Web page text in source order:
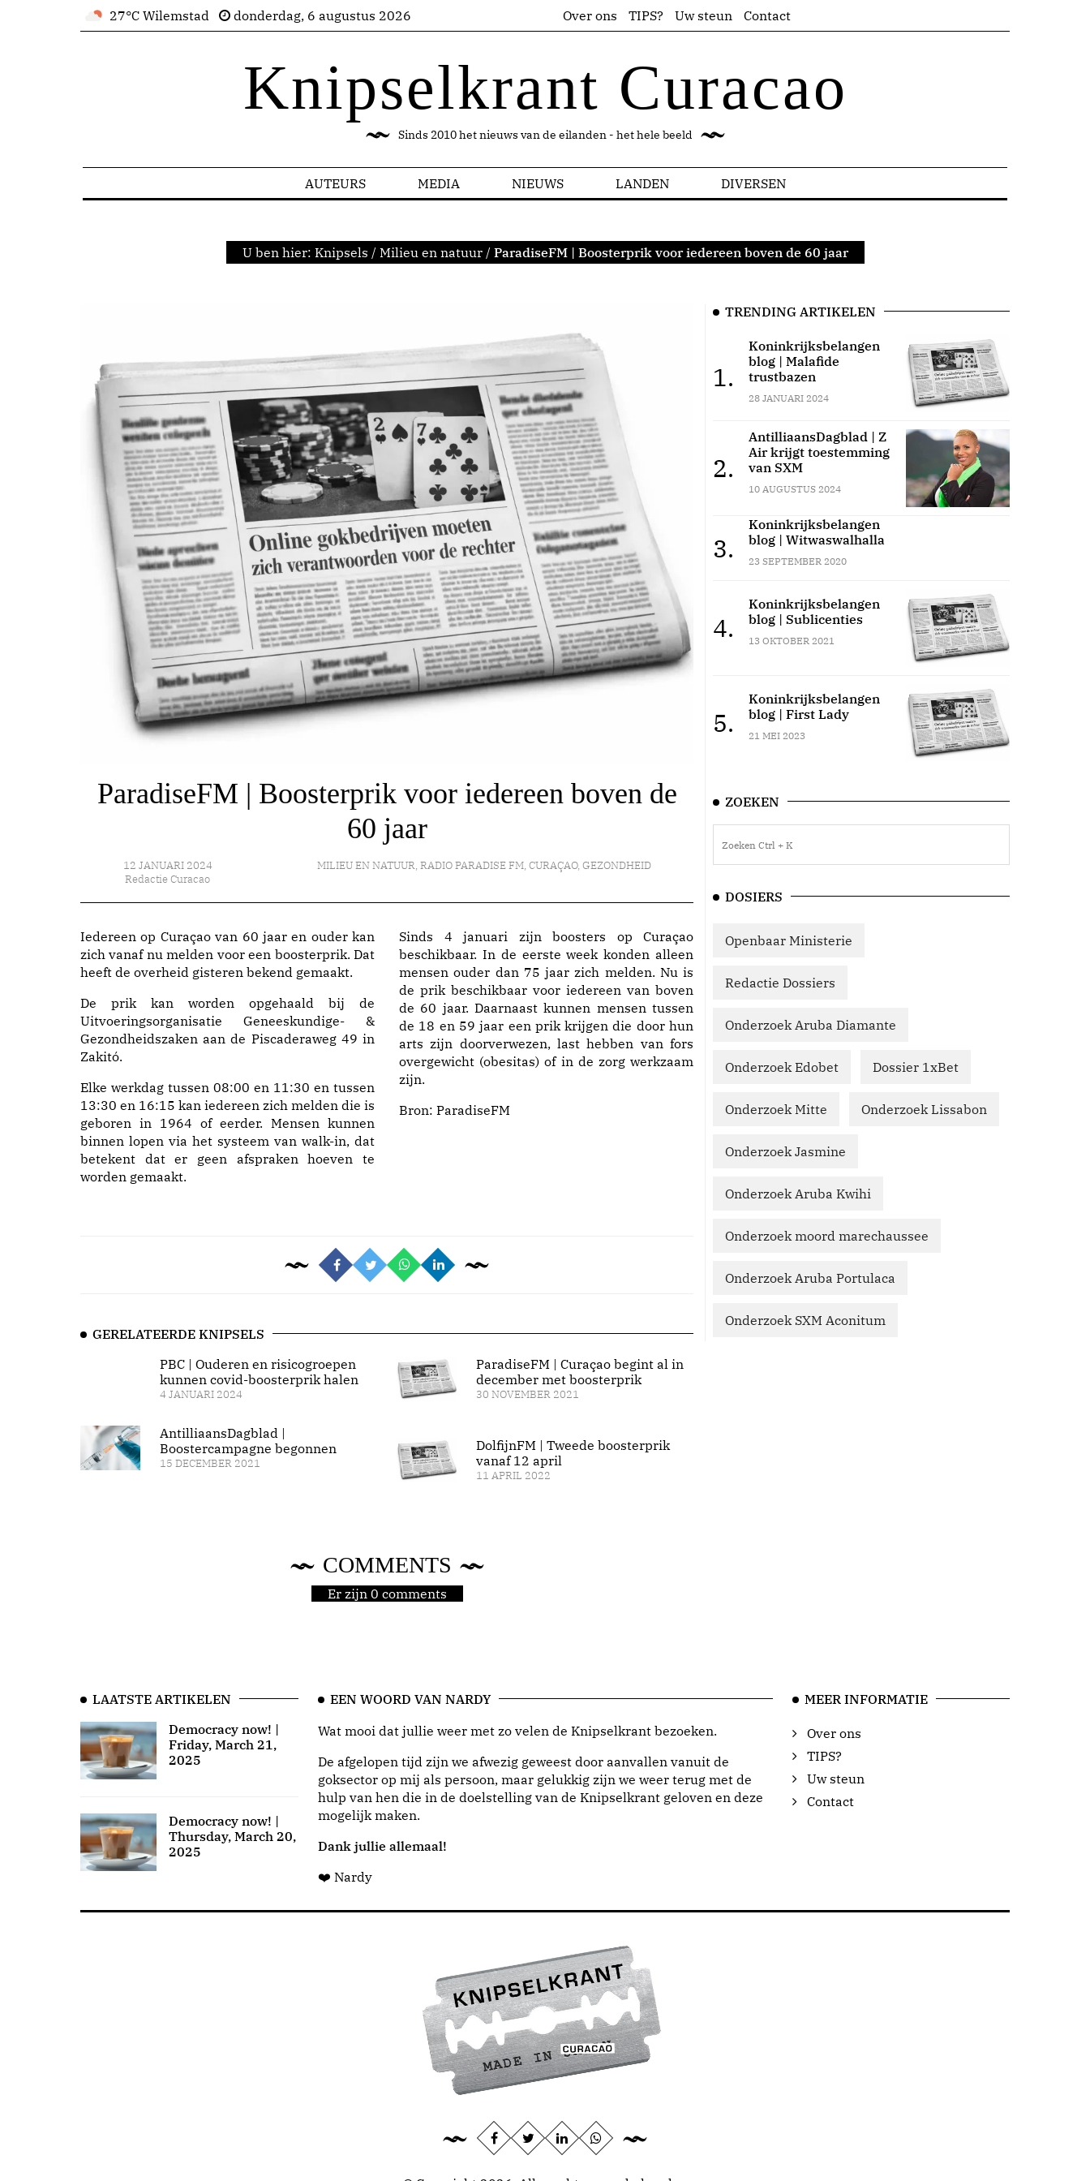
27°C Wilemstad donderdag, 6 augustus 2026 Over ons TIPS? Uw steun Contact
Knipselkrant Curacao
Sinds 2010 het nieuws van de eilanden - het hele beeld
AUTEURS MEDIA NIEUWS LANDEN DIVERSEN
U ben hier: Knipsels / Milieu en natuur / ParadiseFM | Boosterprik voor iedereen boven de 60 jaar
ParadiseFM | Boosterprik voor iedereen boven de
60 jaar
12 JANUARI 2024
Redactie Curacao
MILIEU EN NATUUR, RADIO PARADISE FM, CURAÇAO, GEZONDHEID
Iedereen op Curaçao van 60 jaar en ouder kan
zich vanaf nu melden voor een boosterprik. Dat
heeft de overheid gisteren bekend gemaakt.
De prik kan worden opgehaald bij de
Uitvoeringsorganisatie Geneeskundige- &
Gezondheidszaken aan de Piscaderaweg 49 in
Zakitó.
Elke werkdag tussen 08:00 en 11:30 en tussen
13:30 en 16:15 kan iedereen zich melden die is
geboren in 1964 of eerder. Mensen kunnen
binnen lopen via het systeem van walk-in, dat
betekent dat er geen afspraken hoeven te
worden gemaakt.
Sinds 4 januari zijn boosters op Curaçao
beschikbaar. In de eerste week konden alleen
mensen ouder dan 75 jaar zich melden. Nu is
de prik beschikbaar voor iedereen van boven
de 60 jaar. Daarnaast kunnen mensen tussen
de 18 en 59 jaar een prik krijgen die door hun
arts zijn doorverwezen, last hebben van fors
overgewicht (obesitas) of in de zorg werkzaam
zijn.
Bron: ParadiseFM
GERELATEERDE KNIPSELS
PBC | Ouderen en risicogroepen
kunnen covid-boosterprik halen
4 JANUARI 2024
AntilliaansDagblad |
Boostercampagne begonnen
15 DECEMBER 2021
ParadiseFM | Curaçao begint al in
december met boosterprik
30 NOVEMBER 2021
DolfijnFM | Tweede boosterprik
vanaf 12 april
11 APRIL 2022
COMMENTS
Er zijn 0 comments
TRENDING ARTIKELEN
1.
Koninkrijksbelangen
blog | Malafide
trustbazen
28 JANUARI 2024
2.
AntilliaansDagblad | Z
Air krijgt toestemming
van SXM
10 AUGUSTUS 2024
3.
Koninkrijksbelangen
blog | Witwaswalhalla
23 SEPTEMBER 2020
4.
Koninkrijksbelangen
blog | Sublicenties
13 OKTOBER 2021
5.
Koninkrijksbelangen
blog | First Lady
21 MEI 2023
ZOEKEN
DOSIERS
Openbaar Ministerie
Redactie Dossiers
Onderzoek Aruba Diamante
Onderzoek Edobet Dossier 1xBet
Onderzoek Mitte Onderzoek Lissabon
Onderzoek Jasmine
Onderzoek Aruba Kwihi
Onderzoek moord marechaussee
Onderzoek Aruba Portulaca
Onderzoek SXM Aconitum
LAATSTE ARTIKELEN
Democracy now! |
Friday, March 21,
2025
Democracy now! |
Thursday, March 20,
2025
EEN WOORD VAN NARDY
Wat mooi dat jullie weer met zo velen de Knipselkrant bezoeken.
De afgelopen tijd zijn we afwezig geweest door aanvallen vanuit de
goksector op mij als persoon, maar gelukkig zijn we weer terug met de
hulp van hen die in de doelstelling van de Knipselkrant geloven en deze
mogelijk maken.
Dank jullie allemaal!
❤️ Nardy
MEER INFORMATIE
Over ons
TIPS?
Uw steun
Contact